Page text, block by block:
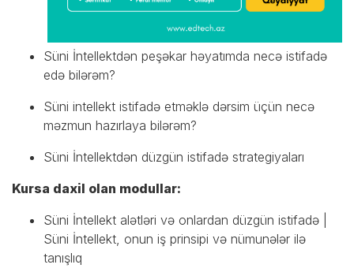
Süni İntellektdən peşəkar həyatımda necə istifadə
edə bilərəm?
Süni intellekt istifadə etməklə dərsim üçün necə
məzmun hazırlaya bilərəm?
Süni İntellektdən düzgün istifadə strategiyaları
Kursa daxil olan modullar:
Süni İntellekt alətləri və onlardan düzgün istifadə |
Süni İntellekt, onun iş prinsipi və nümunələr ilə
tanışlıq